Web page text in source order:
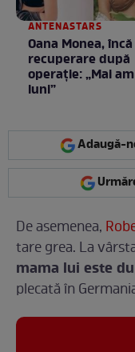
ANTENASTARS
Oana Monea,
recuperare după
operație: „Mai
luni”
Adaugă-
De asemenea,
tare grea. La
mama lui este
plecată în